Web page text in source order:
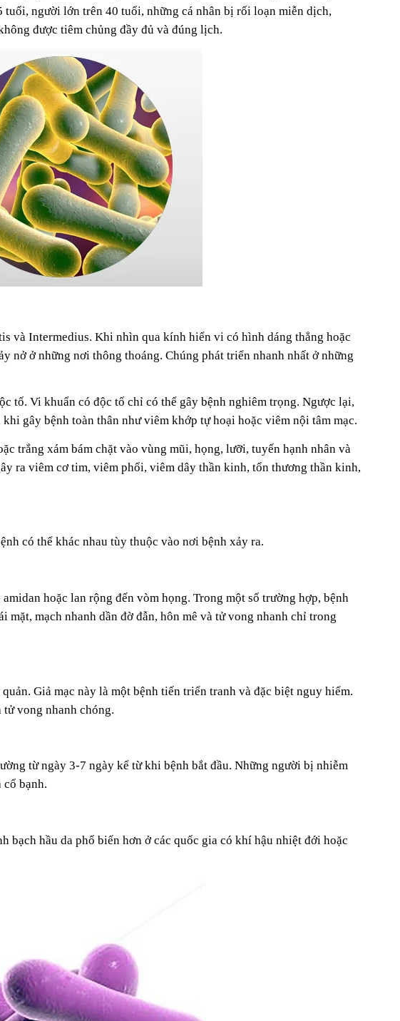
tuổi, người lớn trên 40 tuổi, những cá nhân bị rối loạn miễn dịch,
được tiêm chủng đầy đủ và đúng lịch.
và Intermedius. Khi nhìn qua kính hiển vi có hình dáng thẳng hoặc
nở ở những nơi thông thoáng. Chúng phát triển nhanh nhất ở những
tố. Vi khuẩn có độc tố chỉ có thể gây bệnh nghiêm trọng. Ngược lại,
gây bệnh toàn thân như viêm khớp tự hoại hoặc viêm nội tâm mạc.
trắng xám bám chặt vào vùng mũi, họng, lưỡi, tuyến hạnh nhân và
ra viêm cơ tim, viêm phổi, viêm dây thần kinh, tổn thương thần kinh,
có thể khác nhau tùy thuộc vào nơi bệnh xảy ra.
hoặc lan rộng đến vòm họng. Trong một số trường hợp, bệnh
mạch nhanh dần đờ đẫn, hôn mê và tử vong nhanh chỉ trong
Giả mạc này là một bệnh tiến triển tranh và đặc biệt nguy hiểm.
vong nhanh chóng.
từ ngày 3-7 ngày kể từ khi bệnh bắt đầu. Những người bị nhiễm
cổ bạnh.
bạch hầu da phổ biến hơn ở các quốc gia có khí hậu nhiệt đới hoặc